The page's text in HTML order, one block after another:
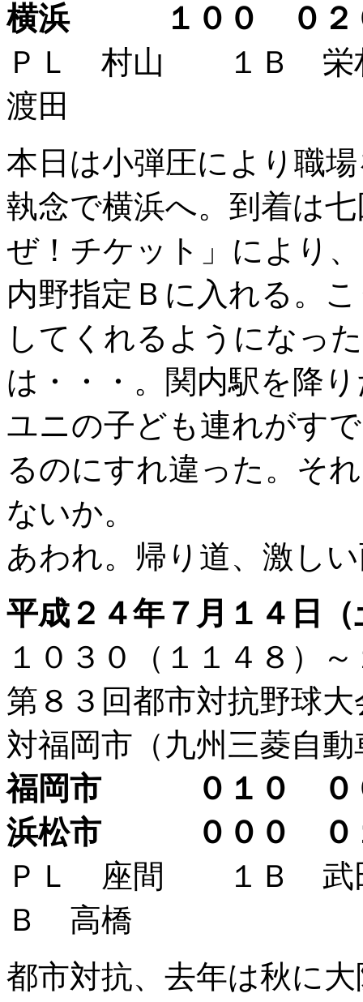
横浜 １００ ０
ＰＬ 村山 １Ｂ
渡田
本日は小弾圧により職
執念で横浜へ。到着は
ぜ！チケット」により
内野指定Ｂに入れる。
してくれるようになっ
は・・・。関内駅を降
ユニの子ども連れがす
るのにすれ違った。そ
ないか。
あわれ。帰り道、激し
平成２４年７月１４日（
１０３０（１１４８
第８３回都市対抗野球
対福岡市（九州三菱自動
福岡市 ０１０
浜松市 ０００
ＰＬ 座間 １Ｂ
Ｂ 高橋
都市対抗、去年は秋に